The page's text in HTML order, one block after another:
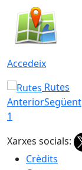
Accedeix
Rutes
AnteriorSegüent
1
Xarxes socials:
Crèdits